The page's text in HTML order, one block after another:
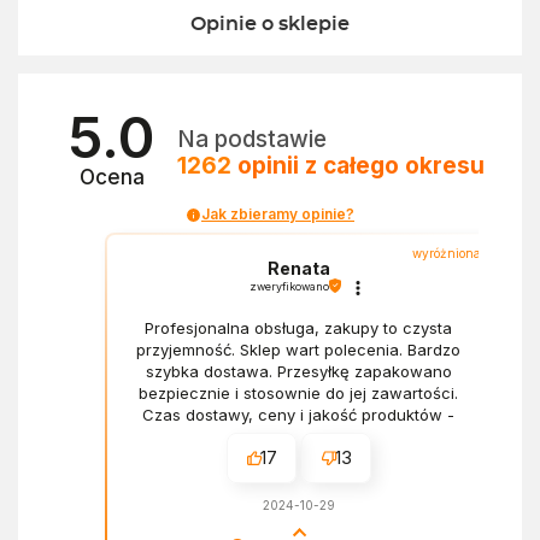
Opinie o sklepie
5.0
Ocena
Na podstawie
1262 opinii z całego okresu
Jak zbieramy opinie?
wyróżniona
Renata
zweryfikowano
Profesjonalna obsługa, zakupy to czysta
przyjemność. Sklep wart polecenia. Bardzo
szybka dostawa. Przesyłkę zapakowano
bezpiecznie i stosownie do jej zawartości.
Czas dostawy, ceny i jakość produktów -
17 13
2024-10-29